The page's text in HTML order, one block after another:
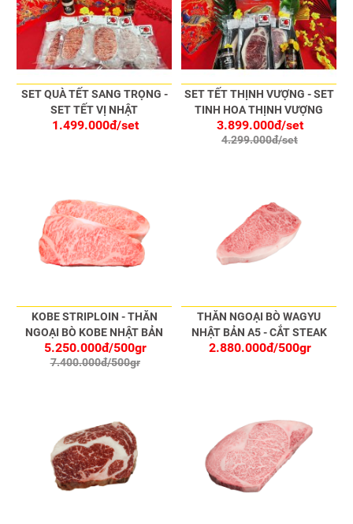
SET QUÀ TẾT SANG TRỌNG -
SET TẾT VỊ NHẬT
1.499.000đ/set
SET TẾT THỊNH VƯỢNG - SET
TINH HOA THỊNH VƯỢNG
3.899.000đ/set
4.299.000đ/set
KOBE STRIPLOIN - THĂN
NGOẠI BÒ KOBE NHẬT BẢN
STEAK
5.250.000đ/500gr
7.400.000đ/500gr
THĂN NGOẠI BÒ WAGYU
NHẬT BẢN A5 - CẮT STEAK
2.880.000đ/500gr